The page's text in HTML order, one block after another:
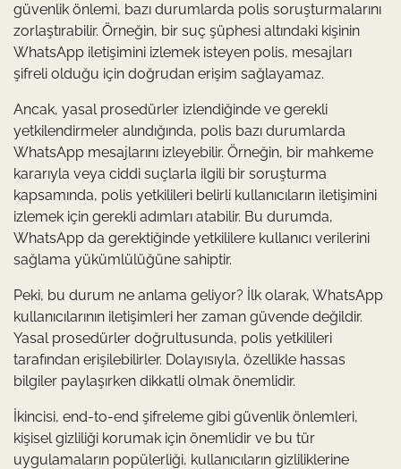
güvenlik önlemi, bazı durumlarda polis soruşturmalarını
zorlaştırabilir. Örneğin, bir suç şüphesi altındaki kişinin
WhatsApp iletişimini izlemek isteyen polis, mesajları
şifreli olduğu için doğrudan erişim sağlayamaz.
Ancak, yasal prosedürler izlendiğinde ve gerekli
yetkilendirmeler alındığında, polis bazı durumlarda
WhatsApp mesajlarını izleyebilir. Örneğin, bir mahkeme
kararıyla veya ciddi suçlarla ilgili bir soruşturma
kapsamında, polis yetkilileri belirli kullanıcıların iletişimini
izlemek için gerekli adımları atabilir. Bu durumda,
WhatsApp da gerektiğinde yetkililere kullanıcı verilerini
sağlama yükümlülüğüne sahiptir.
Peki, bu durum ne anlama geliyor? İlk olarak, WhatsApp
kullanıcılarının iletişimleri her zaman güvende değildir.
Yasal prosedürler doğrultusunda, polis yetkilileri
tarafından erişilebilirler. Dolayısıyla, özellikle hassas
bilgiler paylaşırken dikkatli olmak önemlidir.
İkincisi, end-to-end şifreleme gibi güvenlik önlemleri,
kişisel gizliliği korumak için önemlidir ve bu tür
uygulamaların popülerliği, kullanıcıların gizliliklerine